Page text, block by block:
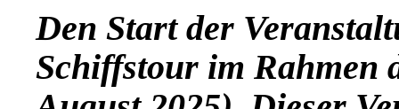
Den Start der
Schiffstour im Rahmen